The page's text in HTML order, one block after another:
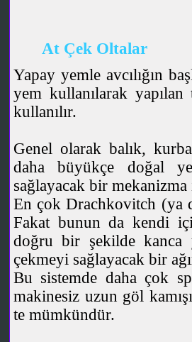
At Çek Oltalar
Yapay yemle avcılığın
yem kullanılarak
kullanılır.
Genel olarak balık,
daha büyükçe doğal
sağlayacak bir
En çok Drachkovitch (ya
Fakat bunun da kendi
doğru bir şekilde kanca
çekmeyi sağlayacak bir
Bu sistemde daha çok
makinesiz uzun göl
te mümkündür.